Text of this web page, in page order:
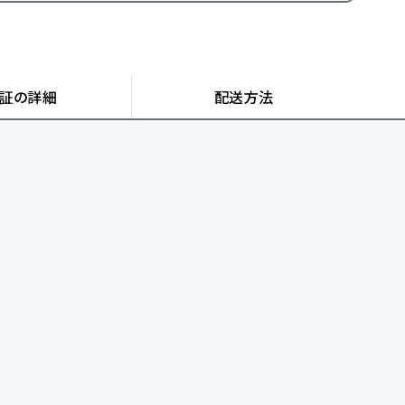
の詳細 配送方法